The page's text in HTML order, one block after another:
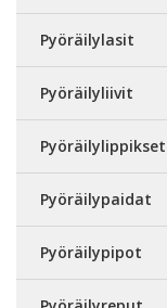
Pyöräilylasit
Pyöräilyliivit
Pyöräilylippikset
Pyöräilypaidat
Pyöräilypipot